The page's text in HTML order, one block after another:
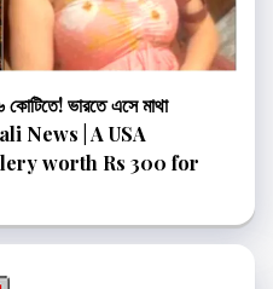
ভারতে এসে মাথা
News | A USA
worth Rs 300 for